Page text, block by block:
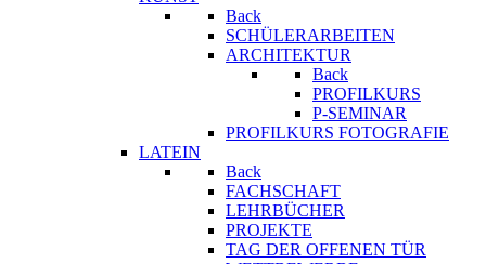
Back
SCHÜLERARBEITEN
ARCHITEKTUR
Back
PROFILKURS
P-SEMINAR
PROFILKURS FOTOGRAFIE
LATEIN
Back
FACHSCHAFT
LEHRBÜCHER
PROJEKTE
TAG DER OFFENEN TÜR